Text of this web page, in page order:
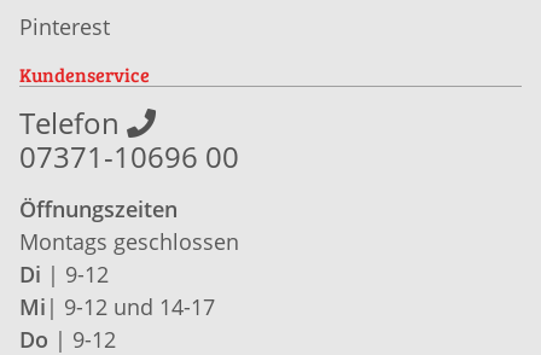
Pinterest
Kundenservice
Telefon
07371-10696 00
Öffnungszeiten
Montags geschlossen
Di | 9-12
Mi | 9-12 und 14-17
Do | 9-12